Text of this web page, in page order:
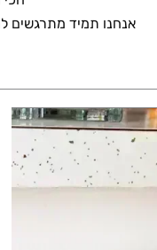
אנחנו תמיד מתרגשים